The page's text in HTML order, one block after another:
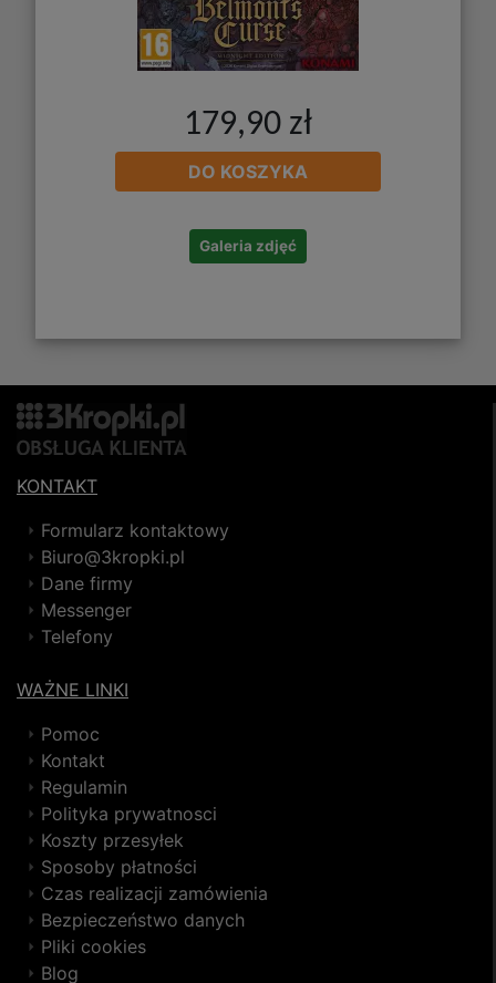
179,90 zł
DO KOSZYKA
Galeria zdjęć
KONTAKT
Formularz kontaktowy
Biuro@3kropki.pl
Dane firmy
Messenger
Telefony
WAŻNE LINKI
Pomoc
Kontakt
Regulamin
Polityka prywatnosci
Koszty przesyłek
Sposoby płatności
Czas realizacji zamówienia
Bezpieczeństwo danych
Pliki cookies
Blog